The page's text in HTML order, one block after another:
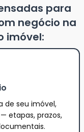
para
negócio na
imóvel:
de seu imóvel,
etapas, prazos,